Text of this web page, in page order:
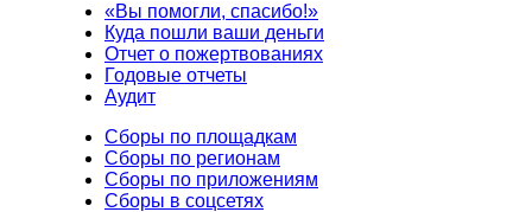
«Вы помогли, спасибо!»
Куда пошли ваши деньги
Отчет о пожертвованиях
Годовые отчеты
Аудит
Сборы по площадкам
Сборы по регионам
Сборы по приложениям
Сборы в соцсетях